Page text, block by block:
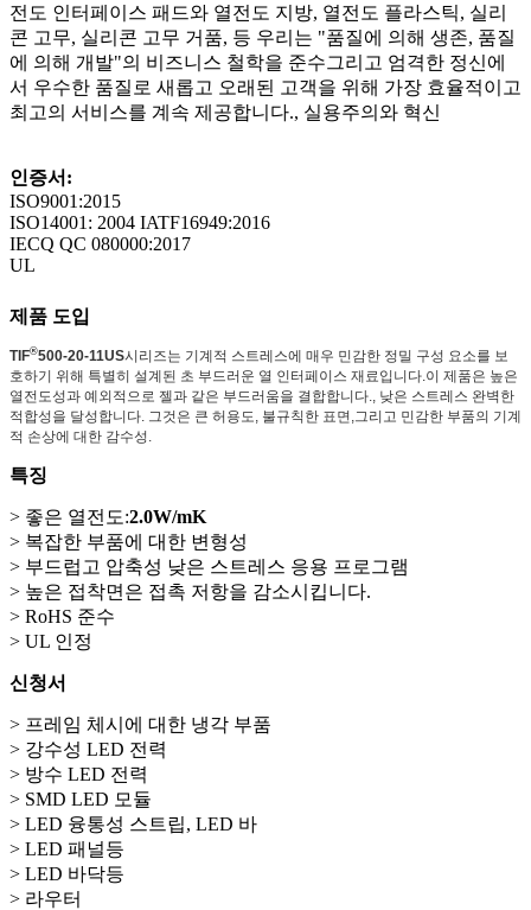
전도 인터페이스 패드와 열전도 지방, 열전도 플라스틱, 실리
콘 고무, 실리콘 고무 거품, 등 우리는 "품질에 의해 생존, 품질
에 의해 개발"의 비즈니스 철학을 준수그리고 엄격한 정신에
서 우수한 품질로 새롭고 오래된 고객을 위해 가장 효율적이고
최고의 서비스를 계속 제공합니다., 실용주의와 혁신
인증서:
ISO9001:2015
ISO14001: 2004 IATF16949:2016
IECQ QC 080000:2017
UL
제품 도입
TIF®500-20-11US시리즈는 기계적 스트레스에 매우 민감한 정밀 구성 요소를 보
호하기 위해 특별히 설계된 초 부드러운 열 인터페이스 재료입니다.이 제품은 높은
열전도성과 예외적으로 젤과 같은 부드러움을 결합합니다., 낮은 스트레스 완벽한
적합성을 달성합니다. 그것은 큰 허용도, 불규칙한 표면,그리고 민감한 부품의 기계
적 손상에 대한 감수성.
특징
> 좋은 열전도:2.0W/mK
> 복잡한 부품에 대한 변형성
> 부드럽고 압축성 낮은 스트레스 응용 프로그램
> 높은 접착면은 접촉 저항을 감소시킵니다.
> RoHS 준수
> UL 인정
신청서
> 프레임 체시에 대한 냉각 부품
> 강수성 LED 전력
> 방수 LED 전력
> SMD LED 모듈
> LED 융통성 스트립, LED 바
> LED 패널등
> LED 바닥등
> 라우터